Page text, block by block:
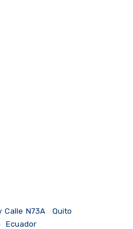
Calle N73A
Quito
Ecuador